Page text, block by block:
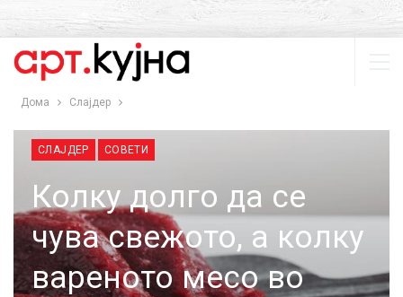
Дома Слајдер
СЛАЈДЕР СОВЕТИ
Колку долго да се
чува свежото, a колку
вареното месо во